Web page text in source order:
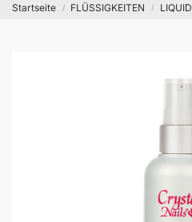
Startseite / FLÜSSIGKEITEN / LIQUID